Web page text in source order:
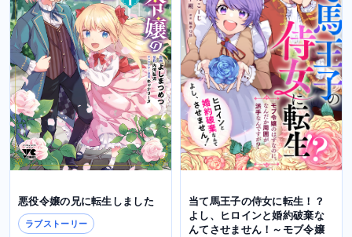
悪役令嬢の兄に転生しました
ラブストーリー
当て馬王子の侍女に転生！？
よし、ヒロインと婚約破棄な
んてさせません！～モブ令嬢